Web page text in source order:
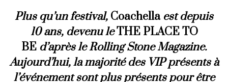
Plus qu’un festival, Coachellaest depuis
10 ans, devenu leTHE PLACE TO
BE d’après le Rolling Stone Magazine.
Aujourd’hui, la majorité des VIP présents à
l’événement sont plus présents pour être